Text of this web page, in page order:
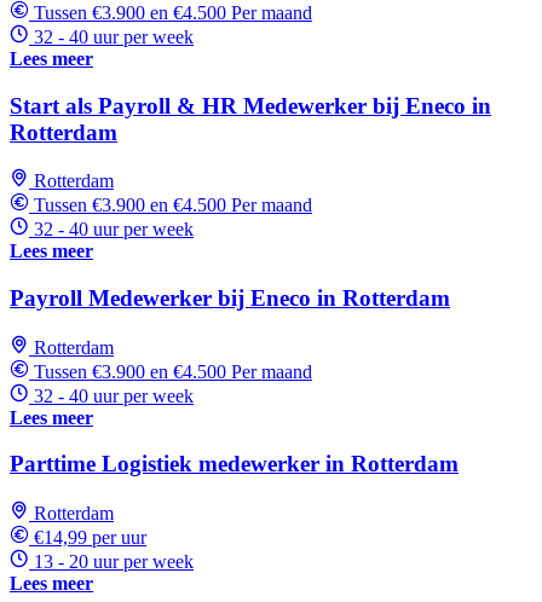
Tussen €3.900 en €4.500 Per maand
32 - 40 uur per week
Lees meer
Start als Payroll & HR Medewerker bij Eneco in
Rotterdam
Rotterdam
Tussen €3.900 en €4.500 Per maand
32 - 40 uur per week
Lees meer
Payroll Medewerker bij Eneco in Rotterdam
Rotterdam
Tussen €3.900 en €4.500 Per maand
32 - 40 uur per week
Lees meer
Parttime Logistiek medewerker in Rotterdam
Rotterdam
€14,99 per uur
13 - 20 uur per week
Lees meer